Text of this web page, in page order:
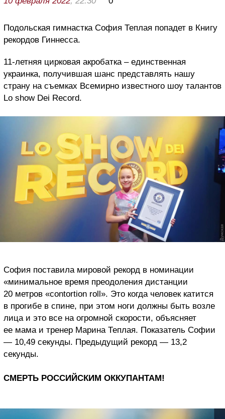
Подольская гимнастка София Теплая попадет в Книгу
рекордов Гиннесса.
11-летняя цирковая акробатка – единственная
украинка, получившая шанс представлять нашу
страну на съемках Всемирно известного шоу талантов
Lo show Dei Record.
София поставила мировой рекорд в номинации
«минимальное время преодоления дистанции
20 метров «contortion roll». Это когда человек катится
в прогибе в спине, при этом ноги должны быть возле
лица и это все на огромной скорости, объясняет
ее мама и тренер Марина Теплая. Показатель Софии
— 10,49 секунды. Предыдущий рекорд — 13,2
секунды.
СМЕРТЬ РОССИЙСКИМ ОККУПАНТАМ!